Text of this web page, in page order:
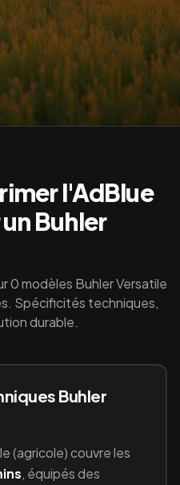
l'AdBlue
Buhler
0modèles Buhler Versatile
Spécificités techniques,
durable.
Buhler
(agricole) couvre les
, équipésdes